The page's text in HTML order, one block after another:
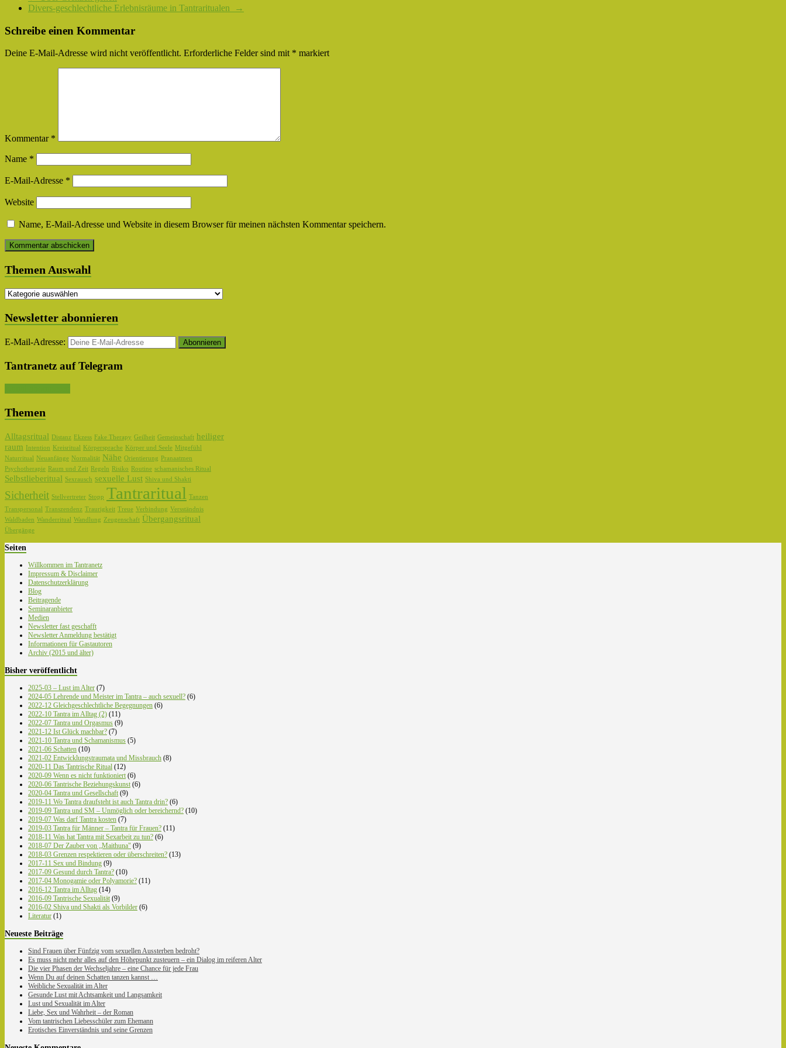
Divers-geschlechtliche Erlebnisräume in Tantraritualen
→
Schreibe einen Kommentar
Deine E-Mail-Adresse wird nicht veröffentlicht. Erforderliche Felder sind mit * markiert
Kommentar *
Name *
E-Mail-Adresse *
Website
Name, E-Mail-Adresse und Website in diesem Browser für meinen nächsten Kommentar speichern.
Themen Auswahl
Themen
Newsletter abonnieren
E-Mail-Adresse:
Tantranetz auf Telegram
Themen
Alltagsritual Distanz Ekzess Fake Therapy Geilheit Gemeinschaft heiliger
raum
Intention Kreisritual Körpersprache Körper und Seele Mitgefühl
Naturritual
Neuanfänge Normalität Nähe Orientierung
Pranaatmen
Psychotherapie Raum und Zeit Regeln Risiko Routine schamanisches Ritual
Selbstlieberitual Sexrausch sexuelle Lust Shiva und Shakti
Sicherheit Stellvertreter Stopp Tantraritual
Tanzen
Transpersonal Transzendenz Traurigkeit Treue Verbindung Versständnis
Waldbaden Wanderritual Wandlung Zeugenschaft Übergangsritual
Übergänge
Seiten
Willkommen im Tantranetz
Impressum & Disclaimer
Datenschutzerklärung
Blog
Beitragende
Seminaranbieter
Medien
Newsletter fast geschafft
Newsletter Anmeldung bestätigt
Informationen für Gastautoren
Archiv (2015 und älter)
Bisher veröffentlicht
2025-03 – Lust im Alter (7)
2024-05 Lehrende und Meister im Tantra – auch sexuell? (6)
2022-12 Gleichgeschlechtliche Begegnungen (6)
2022-10 Tantra im Alltag (2) (11)
2022-07 Tantra und Orgasmus (9)
2021-12 Ist Glück machbar? (7)
2021-10 Tantra und Schamanismus (5)
2021-06 Schatten (10)
2021-02 Entwicklungstraumata und Missbrauch (8)
2020-11 Das Tantrische Ritual (12)
2020-09 Wenn es nicht funktioniert (6)
2020-06 Tantrische Beziehungskunst (6)
2020-04 Tantra und Gesellschaft (9)
2019-11 Wo Tantra draufsteht ist auch Tantra drin? (6)
2019-09 Tantra und SM – Unmöglich oder bereichernd? (10)
2019-07 Was darf Tantra kosten (7)
2019-03 Tantra für Männer – Tantra für Frauen? (11)
2018-11 Was hat Tantra mit Sexarbeit zu tun? (6)
2018-07 Der Zauber von „Maithuna" (9)
2018-03 Grenzen respektieren oder überschreiten? (13)
2017-11 Sex und Bindung (9)
2017-09 Gesund durch Tantra? (10)
2017-04 Monogamie oder Polyamorie? (11)
2016-12 Tantra im Alltag (14)
2016-09 Tantrische Sexualität (9)
2016-02 Shiva und Shakti als Vorbilder (6)
Literatur (1)
Neueste Beiträge
Sind Frauen über Fünfzig vom sexuellen Aussterben bedroht?
Es muss nicht mehr alles auf den Höhepunkt zusteuern – ein Dialog im reiferen Alter
Die vier Phasen der Wechseljahre – eine Chance für jede Frau
Wenn Du auf deinen Schatten tanzen kannst …
Weibliche Sexualität im Alter
Gesunde Lust mit Achtsamkeit und Langsamkeit
Lust und Sexualität im Alter
Liebe, Sex und Wahrheit – der Roman
Vom tantrischen Liebesschüler zum Ehemann
Erotisches Einverständnis und seine Grenzen